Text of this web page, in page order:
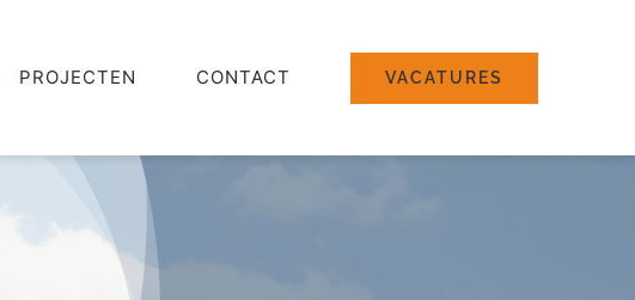
PROJECTEN CONTACT VACATURES